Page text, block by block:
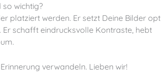
wichtig?
Er schafft eindrucksvolle Kontraste, hebt
verwandeln. Lieben wir!